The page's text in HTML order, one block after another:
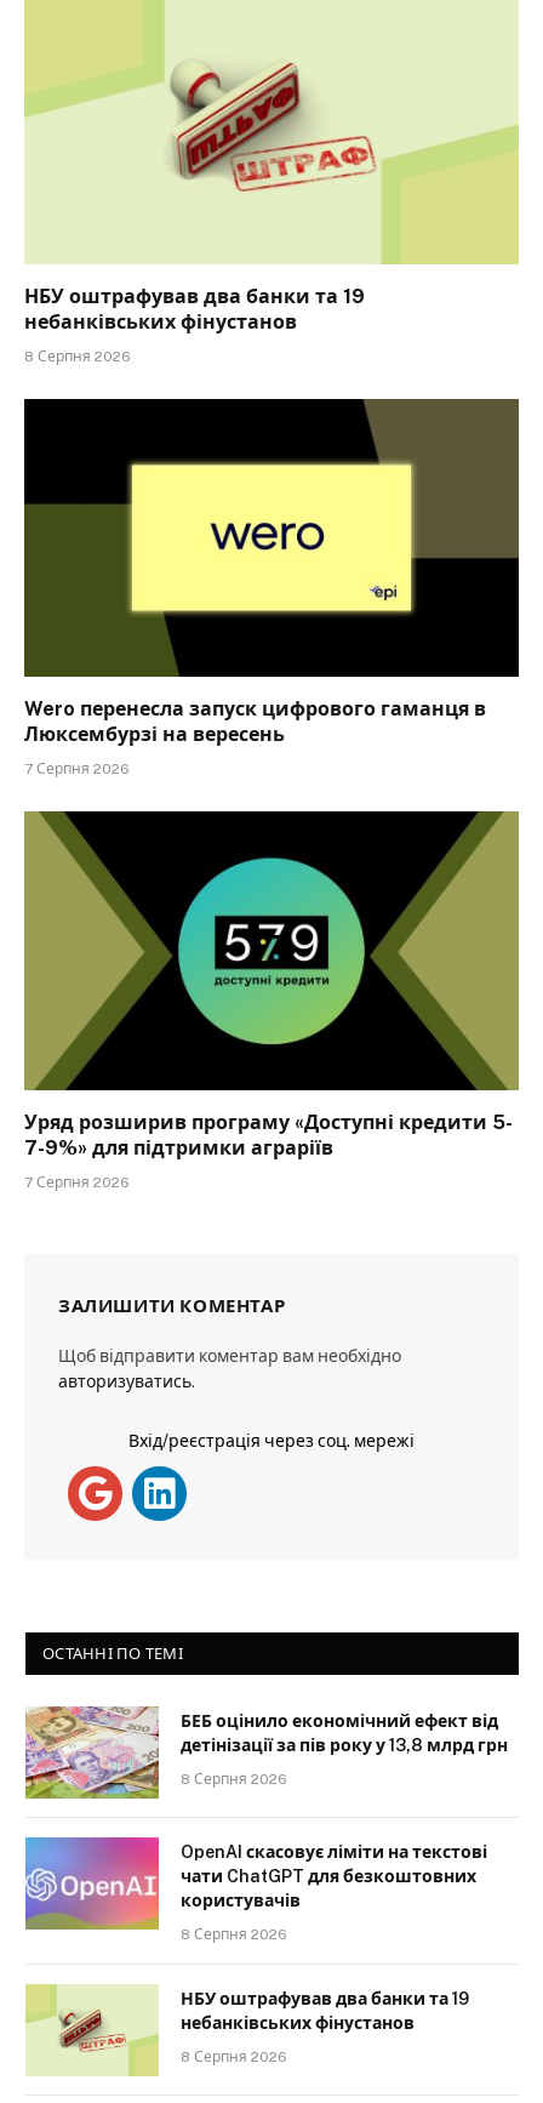
НБУ оштрафував два банки та 19
небанківських фінустанов
8 Серпня 2026
Wero перенесла запуск цифрового гаманця в
Люксембурзі на вересень
7 Серпня 2026
Уряд розширив програму «Доступні кредити 5-
7-9%» для підтримки аграріїв
7 Серпня 2026
ЗАЛИШИТИ КОМЕНТАР
Щоб відправити коментар вам необхідно
авторизуватись.
Вхід/реєстрація через соц. мережі
ОСТАННІ ПО ТЕМІ
БЕБ оцінило економічний ефект від
детінізації за пів року у 13,8 млрд грн
8 Серпня 2026
OpenAI скасовує ліміти на текстові
чати ChatGPT для безкоштовних
користувачів
8 Серпня 2026
НБУ оштрафував два банки та 19
небанківських фінустанов
8 Серпня 2026